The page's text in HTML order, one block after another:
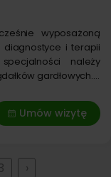
wyposażoną
i terapii
należy
gardłowych.…
Umów wizytę
›